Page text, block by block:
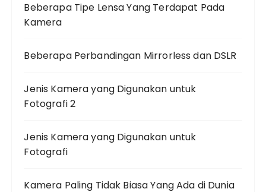
Beberapa Tipe Lensa Yang Terdapat Pada
Kamera
Beberapa Perbandingan Mirrorless dan DSLR
Jenis Kamera yang Digunakan untuk
Fotografi 2
Jenis Kamera yang Digunakan untuk
Fotografi
Kamera Paling Tidak Biasa Yang Ada di Dunia